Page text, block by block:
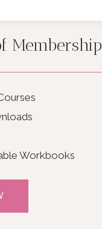
Membership
Workbooks